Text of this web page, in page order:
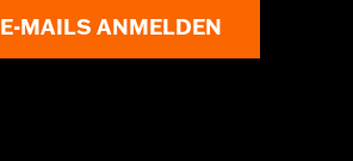
MAILS ANMELDEN